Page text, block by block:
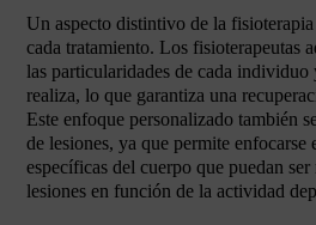
Un aspecto distintivo de la
cada tratamiento. Los fisioterapeutas
las particularidades de cada
realiza, lo que garantiza una
Este enfoque personalizado también
de lesiones, ya que permite enfocarse
específicas del cuerpo que puedan
lesiones en función de la actividad